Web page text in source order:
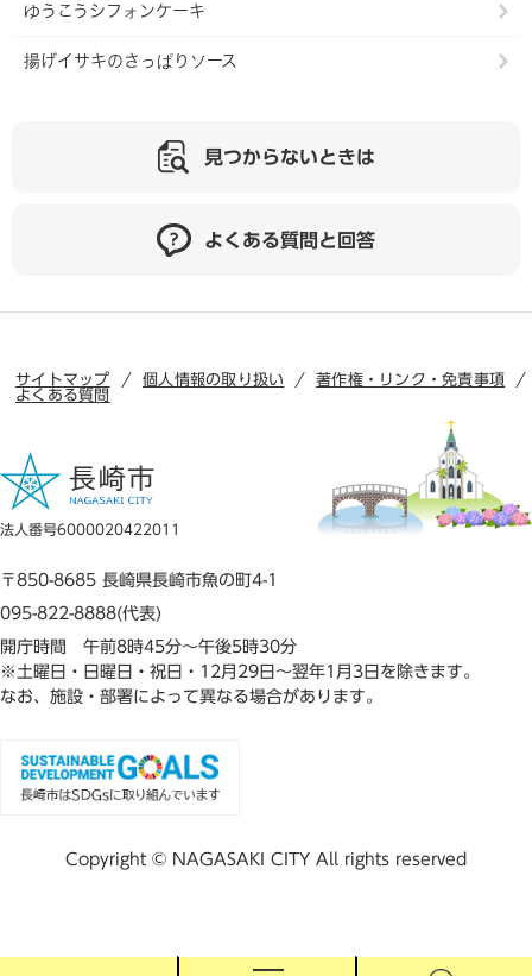
ゆうこうシフォンケーキ
揚げイサキのさっぱりソース
見つからないときは
よくある質問と回答
サイトマップ 個人情報の取り扱い
著作権・リンク・免責事項
よくある質問
法人番号6000020422011
〒850-8685 長崎県長崎市魚の町4-1
095-822-8888(代表)
開庁時間 午前8時45分～午後5時30分
※土曜日・日曜日・祝日・12月29日～翌年1月3日を除きます。
なお、施設・部署によって異なる場合があります。
Copyright © NAGASAKI CITY All rights reserved